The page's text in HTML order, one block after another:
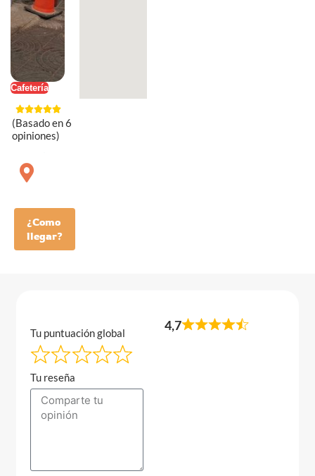
Cafetería
(Basado en 6
opiniones)
¿Como
llegar?
Tu puntuación global
Tu reseña
4,7